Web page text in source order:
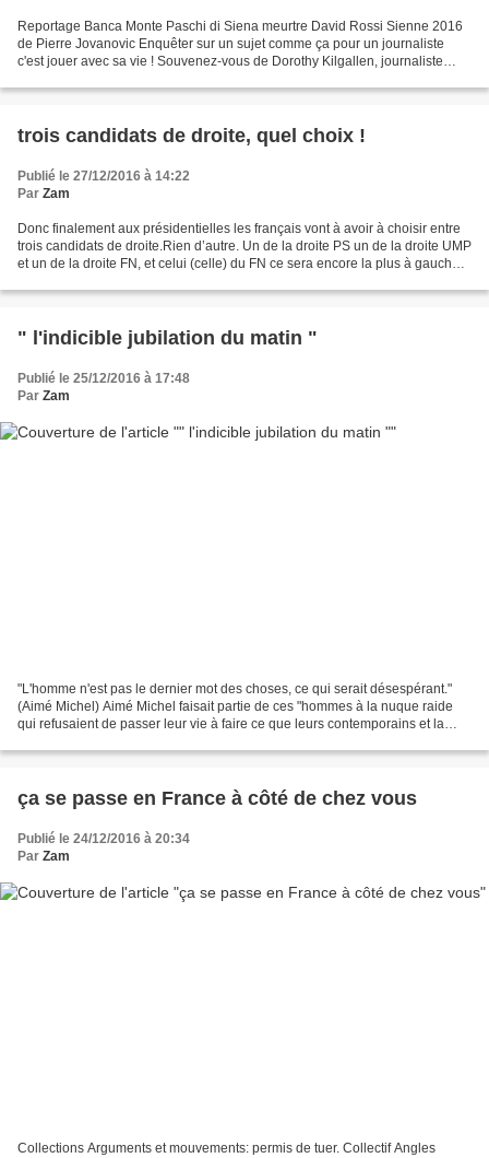
Reportage Banca Monte Paschi di Siena meurtre David Rossi Sienne 2016
de Pierre Jovanovic Enquêter sur un sujet comme ça pour un journaliste
c'est jouer avec sa vie ! Souvenez-vous de Dorothy Kilgallen, journaliste
trois candidats de droite, quel choix !
Publié le 27/12/2016 à 14:22
Par Zam
Donc finalement aux présidentielles les français vont à avoir à choisir entre
trois candidats de droite.Rien d’autre. Un de la droite PS un de la droite UMP
et un de la droite FN, et celui (celle) du FN ce sera encore la plus à gauche
" l'indicible jubilation du matin "
Publié le 25/12/2016 à 17:48
Par Zam
"L'homme n'est pas le dernier mot des choses, ce qui serait désespérant."
(Aimé Michel) Aimé Michel faisait partie de ces "hommes à la nuque raide
qui refusaient de passer leur vie à faire ce que leurs contemporains et la
ça se passe en France à côté de chez vous
Publié le 24/12/2016 à 20:34
Par Zam
Collections Arguments et mouvements: permis de tuer. Collectif Angles